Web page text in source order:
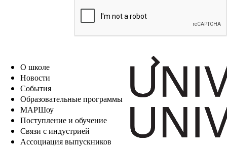
EN
О школе
Новости
События
Образовательные программы
МАРШоу
Поступление и обучение
Связи с индустрией
Ассоциация выпускников